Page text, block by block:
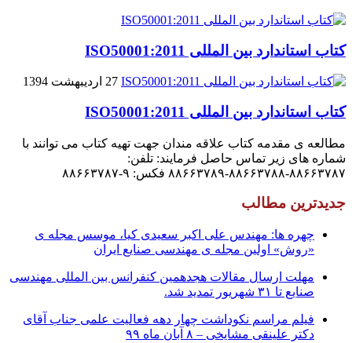
کتاب استاندارد بین المللی ISO50001:2011
27 اردیبهشت 1394
کتاب استاندارد بین المللی ISO50001:2011
مطالعه ی مقدمه کتاب علاقه مندان جهت تهیه کتاب می توانند با
شماره های زیر تماس حاصل فرمایند: تلفن:
۸۸۶۶۳۷۸۷-۸۸۶۶۳۷۸۸-۸۸۶۶۳۷۸۹ فکس: ۹-۸۸۶۶۳۷۸۷
جدیدترین مطالب
چهره ها: مهندس علی اکبر سعیدی کیا، موسس مجله ی
«روش» اولین مجله ی مهندسی صنایع ایران
مهلت ارسال مقالات هجدهمین کنفرانس بین المللی مهندسی
صنایع تا ۳۱ شهریور تمدید شد.
فیلم مراسم نکوداشت چهار دهه فعالیت علمی جناب آقای
دکتر علینقی مشایخی – ۸ آبان ماه ۹۹